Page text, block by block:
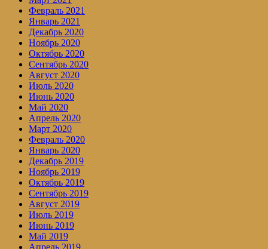
Февраль 2021
Январь 2021
Декабрь 2020
Ноябрь 2020
Октябрь 2020
Сентябрь 2020
Август 2020
Июль 2020
Июнь 2020
Май 2020
Апрель 2020
Март 2020
Февраль 2020
Январь 2020
Декабрь 2019
Ноябрь 2019
Октябрь 2019
Сентябрь 2019
Август 2019
Июль 2019
Июнь 2019
Май 2019
Апрель 2019